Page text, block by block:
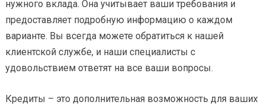
нужного вклада. Она учитывает ваши требования и
предоставляет подробную информацию о каждом
варианте. Вы всегда можете обратиться к нашей
клиентской службе, и наши специалисты с
удовольствием ответят на все ваши вопросы.
Кредиты – это дополнительная возможность для ваших